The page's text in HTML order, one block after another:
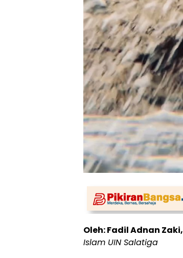
Oleh: Fadil Adnan Zaki,
Islam UIN Salatiga